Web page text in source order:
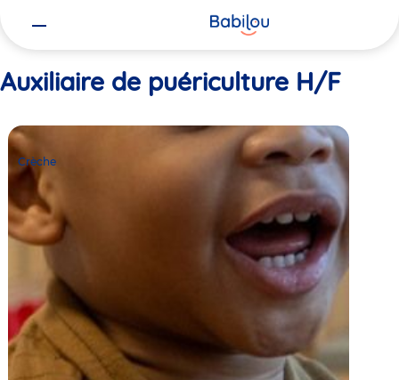
Auxiliaire de puériculture H/F
Crèche
Babilou
Clichy
Liberté
Crèche